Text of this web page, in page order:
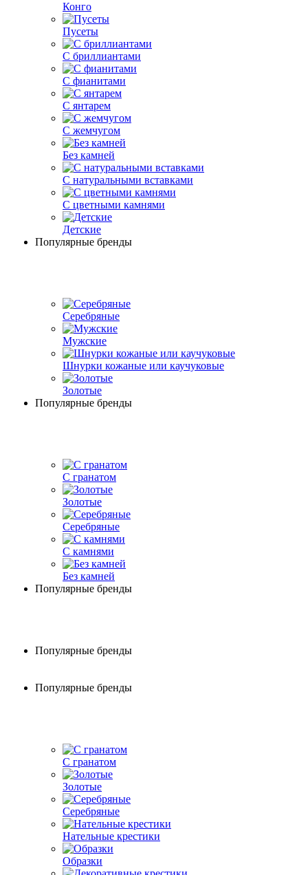
Конго
Пусеты
С бриллиантами
С фианитами
С янтарем
С жемчугом
Без камней
С натуральными вставками
С цветными камнями
Детские
Популярные бренды
Серебряные
Мужские
Шнурки кожаные или каучуковые
Золотые
Популярные бренды
С гранатом
Золотые
Серебряные
С камнями
Без камней
Популярные бренды
Популярные бренды
Популярные бренды
С гранатом
Золотые
Серебряные
Нательные крестики
Образки